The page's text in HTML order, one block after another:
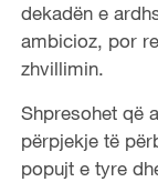
dekadën e
ambicioz, por
zhvillimin.
Shpresohet që
përpjekje të
popujt e tyre